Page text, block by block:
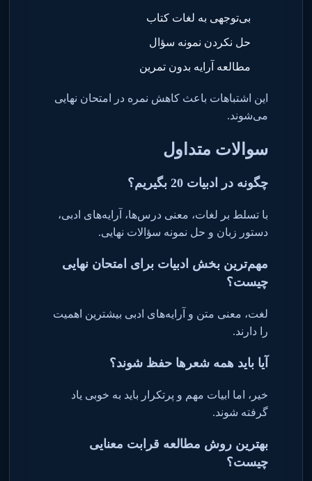
بی‌توجهی به لغات کتاب
حل نکردن نمونه سؤال
مطالعه آرایه بدون تمرین
این اشتباهات باعث کاهش نمره در امتحان نهایی
می‌شوند.
سوالات متداول
چگونه در ادبیات 20 بگیریم؟
با تسلط بر لغات، معنی درس‌ها، آرایه‌های ادبی،
دستور زبان و حل نمونه سؤالات نهایی.
مهم‌ترین بخش ادبیات برای امتحان نهایی
چیست؟
لغت، معنی متن و آرایه‌های ادبی بیشترین اهمیت
را دارند.
آیا باید همه شعرها حفظ شوند؟
خیر، اما ابیات مهم و پرتکرار باید به خوبی یاد
گرفته شوند.
بهترین روش مطالعه قرابت معنایی
چیست؟